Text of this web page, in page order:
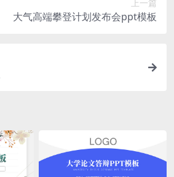
上一篇
大气高端攀登计划发布会ppt模板